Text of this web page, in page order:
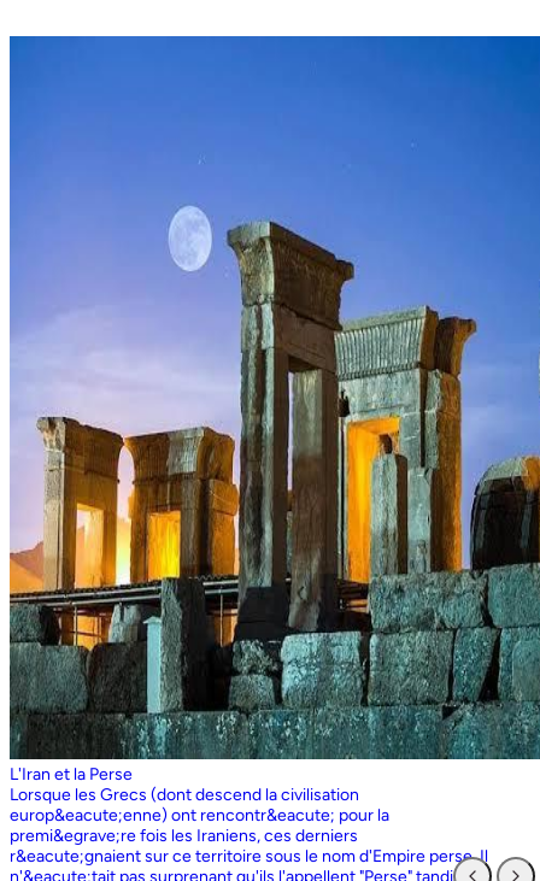
L'Iran et la Perse
Lorsque les Grecs (dont descend la civilisation europ&eacute;enne) ont rencontr&eacute; pour la premi&egrave;re fois les Iraniens, ces derniers r&eacute;gnaient sur ce territoire sous le nom d'Empire perse. Il n'&eacute;tait pas surprenant qu'ils l'appellent "Perse" tandis que les Perses, qui sont entr&eacute;s en contact pour la premi&egrave;re fois avec les Grecs ioniens, appelaient l'ensemble du territoire grec "Ionie". Aujourd'hui encore, les Iraniens utilisent le nom d'Ionie pour d&eacute;signer la Gr&egrave;ce (Yunan). La Perse ne faisait partie de l'Iran que dans la mesure o&ugrave; les Perses constituaient une partie du peuple iranien. Pourtant, elle avait parfois un sens encore plus large que l'Iran, car ce que l'on appelait historiquement la Perse ou l'empire perse comprenait non seulement un territoire beaucoup plus vaste que l'Iran actuel, mais aussi des pays et des peuples non iraniens comme l'&Eacute;gypte. "Perse" est rest&eacute; le terme europ&eacute;en pour l'Iran jusqu'en 1935, date &agrave; laquelle le gouvernement iranien a insist&eacute; pour que tous les pays appellent officiellement le pays par ce dernier nom. Mais le terme "Perse" a surv&eacute;cu et, encore aujourd'hui, pour de nombreux Occidentaux, la "Perse" a une connotation historique et culturelle beaucoup plus large que celle v&eacute;hicul&eacute;e par le terme "Iran", qu'ils confondaient parfois avec l'Irak. Beaucoup ne savent plus que l'Iran et la Perse sont la m&ecirc;me chose, pensant que l'Iran est aussi un pays arabe ! L'Iran actuel fait partie du plateau iranien, beaucoup plus vaste, dont l'ensemble a parfois fait partie de l'empire perse. Le pays est vaste, plus grand que le Royaume-Uni, la France, l'Espagne et l'Allemagne r&eacute;unis. Il est accident&eacute; et aride et, &agrave; l'exception de deux r&eacute;gions de plaine, il est constitu&eacute; de montagnes et de d&eacute;serts. Il y a deux grandes rang&eacute;es de montagnes, l'Alborz au nord, qui s'&eacute;tend du Caucase au nord-ouest jusqu'au Khorasan &agrave; l'est, et le Zagros, qui s'&eacute;tend de l'ouest au sud-est. Les grands d&eacute;serts, Dasht-e-Kavir et Dasht-e-Lut, tous deux situ&eacute;s &agrave; l'est, sont pratiquement inhabitables. Les deux r&eacute;gions de plaine sont le littoral de la mer Caspienne, qui se trouve au-dessous du niveau de la mer, a un climat subtropical et est couvert de for&ecirc;ts tropicales, et la plaine du Khuzestan au sud-ouest, qui est une continuation des terres fertiles de la M&eacute;sopotamie et est arros&eacute;e par le seul grand fleuve d'Iran, le Karun. Ainsi, la terre est abondante mais l'eau est rare, contrairement &agrave; un pays comme la Hollande o&ugrave; la terre est rare mais l'eau abondante. La raret&eacute; de l'eau a jou&eacute; un r&ocirc;le majeur non seulement en influen&ccedil;ant la nature et les syst&egrave;mes de l'agriculture iranienne, mais aussi un certain nombre de facteurs sociologiques cl&eacute;s, y compris la cause et la nature des &Eacute;tats iraniens. L'&eacute;tendue des montagnes et du d&eacute;sert a naturellement divis&eacute; la population iranienne en groupes relativement isol&eacute;s. Mais l'aridit&eacute; a jou&eacute; un r&ocirc;le encore plus important &agrave; cet &eacute;gard, et ce au niveau des plus petites unit&eacute;s sociales. Dans la majeure partie du pays, l'agriculture et l'&eacute;levage du b&eacute;tail n'&eacute;taient possibles que l&agrave; o&ugrave; l'eau de pluie naturelle, un petit ruisseau, un canal d'eau souterrain, appel&eacute; Qanat, ou une combinaison de ces &eacute;l&eacute;ments fournissait l'approvisionnement minimal n&eacute;cessaire en eau. Le Qanat ou Kariz est un d&eacute;veloppement ing&eacute;nieux des temps anciens, qui remonte &agrave; bien avant la fondation de l'empire perse. &Agrave; partir d'une nappe phr&eacute;atique existante dans les hautes terres, un tunnel est creus&eacute; sous le sol, en pente descendante vers les basses terres (pr&egrave;s des fermes environnantes) o&ugrave; il remonte &agrave; la surface. L'eau qui s'&eacute;coule de la source par gravit&eacute; est ensuite distribu&eacute;e par d'&eacute;troits canaux l&agrave; o&ugrave; elle est n&eacute;cessaire pour l'irrigation et d'autres usages. Le peuple iranien &Agrave; l'origine, les Iraniens &eacute;taient plus une ethnie qu'une nation et les perses se comptaient comme un groupe parmi un bon nombre des Iraniens. A part le pays qui s'appelle aujourd'hui l'Iran, l'Afghanistan et le Tadjikistan appartiennent &eacute;galement &agrave; un territoire iranien plus large dans leurs concepts historiques et culturels. En plus la domaine culturelle iranienne d&eacute;passe encore plus loin que la fronti&egrave;re de l&rsquo;ensemble de ces trois pays et s'&eacute;tendant jusqu&rsquo;au cot&eacute; nordique de l'Inde, l'Ouzb&eacute;kistan, le Turkm&eacute;nistan, le Caucase et l'Anatolie : Aujourd&rsquo;hui , c&rsquo;est ce que l&rsquo;on appelle &lsquo;&rsquo; Monde Persan&rsquo;&rsquo; La langue persane est une des langues iraniennes, alors qu&rsquo;il en existe d'autres vari&eacute;t&eacute;s dont le kurde et le pashto. En Iran, certaines langues locales sont encore parl&eacute;es en tant que des langues vivantes tandis que d&rsquo;autre langues r&eacute;gionales que l&rsquo;iranienne sont &eacute;galement parl&eacute;s en Iran tels que le turc et l&rsquo;arabe. En plus, d'autres formats de la langue persane sont parl&eacute;es en Afghanistan et au Tadjikistan, si bien que les r&eacute;sidents dans ces trois pays arrivent &agrave; se comprendre lors de la conversation et de la communication litt&eacute;raire. Egalement d'autres dialectes persans sont parl&eacute;s en Iran. A vraie dire , n&rsquo;importe quel argument &agrave; propos de l&rsquo;histoire de l&rsquo;Iran, de son &eacute;conomie et de sa politique ne serait pas raisonnable sauf qu&rsquo;on puisse tenir en compte les nomades qui ont &eacute;tabli leurs royaume &agrave; partir de l&rsquo;&eacute;poque des Perses au Qajars qui r&eacute;gnaient jusuq&rsquo;aux20&egrave;me si&egrave;cle. Suit &agrave; la recherches des p&acirc;turages encore plus verts et des sols fertils, diff&eacute;rents &eacute;thnies comme le turques, sont partis vers les r&eacute;gions au nord, nord-est et l&rsquo;est de la Perse . Apr&egrave;s avoir s&rsquo;h&eacute;berger , ils fallait qu&rsquo;ils se pr&eacute;par&egrave;rent pour faire face aux &eacute;nemies etrang&egrave;res . La s&egrave;cheresse, l&rsquo;aridit&eacute; et la densit&eacute; de la population dan leurs propres r&eacute;gions fut la cause de l&rsquo;immigration vers la Perse. D&rsquo;autre part la manqu&eacute; de la pluie et l&rsquo;aridit&eacute; en Iran causait la miragartion des gens vers des r&eacute;gions plus verts : ils se d&eacute;pla&ccedil;aient tous les ann&eacute;es, pour aller vers les r&eacute;gions o&ugrave; il faisait agr&eacute;able pendant l&rsquo;hiver et des r&eacute;gions o&ugrave; le climat faisait moins chaud au cours de l&rsquo;&eacute;t&eacute;. En comparaison avec les les s&eacute;dentaires, les nomades ont des puissances militaires et ils sont plus dynamiques, et plus nombreux que les villageoises qu'ils attaquaient. Ces particularit&eacute;s permettent &agrave; une tribu ou &agrave; un ensemble de tribus de faire diriger les autres vers la formation d&rsquo;un &eacute;tat central : Ensuite il faisait les n&eacute;cessaires pour collecter directement ou via un moyen indirect, la totalit&eacute; des produits agricoles exc&eacute;dentaires pour fournir les affaires financi&egrave;res. Ainsi il devient un &eacute;tat central et capable &agrave; taille de contr&ocirc;ler, d'administrer et de d&eacute;fendre ses vastes territoires. La plupart des souverains iraniens se d&eacute;pla&ccedil;aient la plupart du temps et cette caract&eacute;ristique est racin&eacute; dans leurs origines et leurs esprits. Par exemple les Ach&eacute;m&eacute;nides dirigeaient leurs trois capitales et se d&eacute;pla&ccedil;aient entre : Suse, Pers&eacute;polis et Ecbatane et parfois quatre si on fait inclure la Babylon. D&egrave;s le d&eacute;but ; tous les gouvernements iraniens jusqu&rsquo;au 20&egrave;me si&egrave;cle, on &eacute;t&eacute; fond&eacute;s par des tribus nomades et apr&egrave;s avoir &ecirc;tre uni au sein du gouvernement , il fallait se pr&eacute;parer pour faire face aux d&eacute;fis comme l&rsquo;invasion des nomades dans le pays et ceux qui pourraient attaquer depuis des terres au-del&agrave; des fronti&egrave;res. D'une mani&egrave;re historique, l'Iran a &eacute;t&eacute; le carrefour entre l'Asie et l'Europe, l'Est et l'Ouest. Les personnes, les biens ainsi que les croyances, les normes et produits culturels y sont pass&eacute;s, g&eacute;n&eacute;ralement d'est en ouest, mais pas toujours. L'influence orientale &eacute;tait telle que beaucoup des anciens mythes et l&eacute;gendes iraniens provenaient des terres orientales de l'Iran, bien que l'islam et les Arabes soient venus de la direction oppos&eacute;e. Cette situation g&eacute;ographique particuli&egrave;re a donn&eacute; lieu &agrave; ce que l'on peut appeler &laquo; l'effet carrefour &raquo;, &agrave; la fois d&eacute;stabilisant et enrichissant le pays ; rendant ses habitants hospitaliers et amicaux envers les &eacute;trangers et aussi tr&egrave;s conscients de leur particularit&eacute;. L'une des cons&eacute;quences de l'effet de carrefour est le fait que l'Iran est maintenant peupl&eacute; d&rsquo;une vari&eacute;t&eacute; de communaut&eacute;s ethniques et linguistiques incluant ceux dont la langue maternelle est le persan, ainsi que les Kurdes, les Turcs, les Arabes, les Baloutches, etc. On rencontre les Turcophones dans la r&eacute;gion Nord-ouest de l'Azerba&iuml;djan, aujourd'hui divis&eacute;e en plusieurs provinces, &agrave; la fronti&egrave;re de la Turquie et du Caucase. D'autres peuples turcophones, comme les Turkm&egrave;nes du Centre-nord-est et les tribus turcophones comm